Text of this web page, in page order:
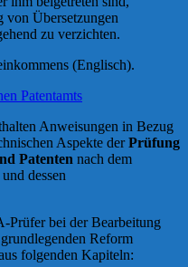
von Übersetzungen
zu verzichten.
(Englisch).
Patentamts
Anweisungen in Bezug
Aspekte derPrüfung
Patenten nach dem
dessen
Prüfer bei der Bearbeitung
Reform
folgenden Kapiteln: